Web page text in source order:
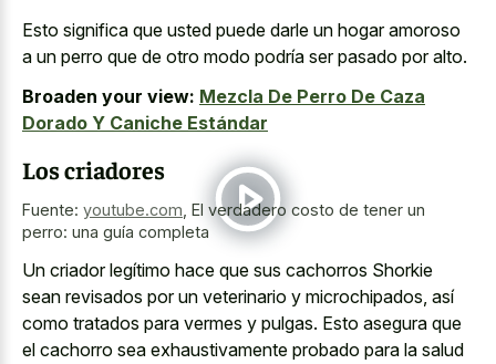
Esto significa que usted puede darle un hogar amoroso
a un perro que de otro modo podría ser pasado por alto.
Broaden your view: Mezcla De Perro De Caza
Dorado Y Caniche Estándar
Los criadores
Fuente: youtube.com El verdadero costo de tener un
perro: una guía completa
Un criador legítimo hace que sus cachorros Shorkie
sean revisados por un veterinario y microchipados, así
como tratados para vermes y pulgas. Esto asegura que
el cachorro sea exhaustivamente probado para la salud